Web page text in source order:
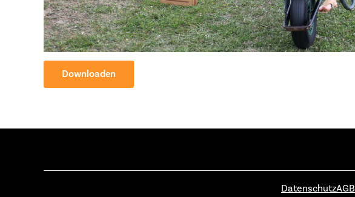
Downloaden
DatenschutzAGB